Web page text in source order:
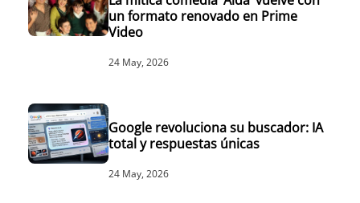
un formato renovado en Prime
Video
24 May, 2026
Google revoluciona su buscador: IA
total y respuestas únicas
24 May, 2026